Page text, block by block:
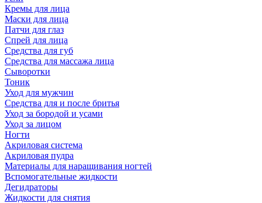
Кремы для лица
Маски для лица
Патчи для глаз
Спрей для лица
Средства для губ
Средства для массажа лица
Сыворотки
Тоник
Уход для мужчин
Средства для и после бритья
Уход за бородой и усами
Уход за лицом
Ногти
Акриловая система
Акриловая пудра
Материалы для наращивания ногтей
Вспомогательные жидкости
Дегидраторы
Жидкости для снятия